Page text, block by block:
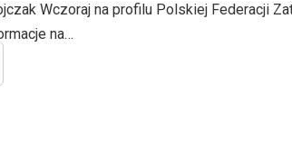
Wczoraj na profilu Polskiej Federacji
na…